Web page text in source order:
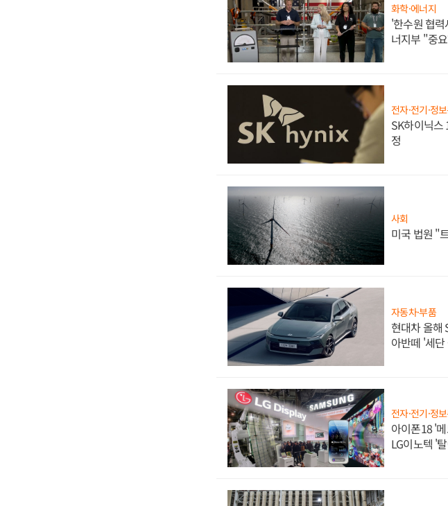
화학·에너지
'한수원 협
너지부 "중
전자·전기·정
SK하이닉스
정
사회
미국 법원 "
자동차·부품
현대차 올해
아반떼 '세
전자·전기·정
아이폰18 '
LG이노텍 '